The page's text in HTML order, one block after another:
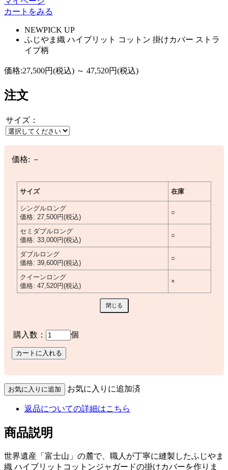
カートをみる
NEWPICK UP
ふじやま織 ハイブリット コットン 掛けカバー ストラ
イプ柄
価格:27,500円(税込) ～ 47,520円(税込)
注文
サイズ：
価格: －
サイズ 在庫
シングルロング
価格: 27,500円(税込)
○
セミダブルロング
価格: 33,000円(税込)
○
ダブルロング
価格: 39,600円(税込)
○
クイーンロング
価格: 47,520円(税込)
×
購入数： 個
お気に入りに追加済
返品についての詳細はこちら
商品説明
世界遺産「富士山」の麓で、職人が丁寧に縫製したふじやま
織 ハイブリットコットンジャガードの掛けカバーを作りま